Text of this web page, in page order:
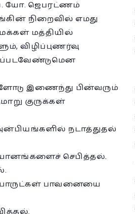
யோ. ஜெபரட்ணம்
நிறைவில் எமது
மத்தியில்
விழிப்புணர்வு
இணைந்து பின்வரும்
குருக்கள்
அன்பியங்களில் நடாத்துதல்
செபித்தல்.
பாவனையை